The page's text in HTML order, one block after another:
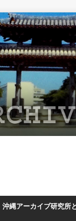
沖縄アーカイブ研究所